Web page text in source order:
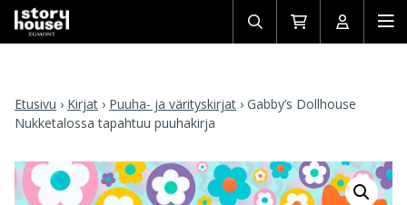
Avaa/sulje
haku
Siirry
ostoskoriin
Avaa/
Etusivu › Kirjat › Puuha- ja värityskirjat › Gabby’s Dollhouse
Nukketalossa tapahtuu puuhakirja